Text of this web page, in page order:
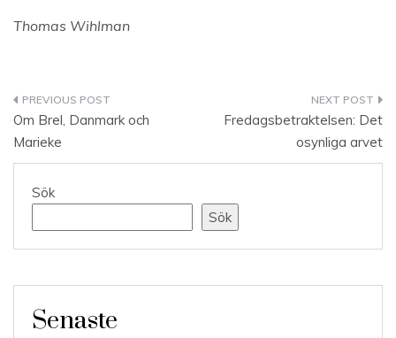
Thomas Wihlman
Inläggsnavigering
Om Brel, Danmark och
Marieke
Fredagsbetraktelsen: Det
osynliga arvet
Sök
Sök
Senaste